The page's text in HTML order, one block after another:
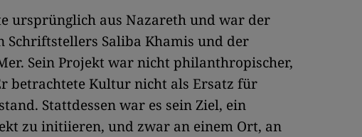
ursprünglich aus Nazareth und war der
Schriftstellers Saliba Khamis und der
Sein Projekt war nicht philanthropischer,
betrachtete Kultur nicht als Ersatz für
Stattdessen war es sein Ziel, ein
zu initiieren, und zwar an einem Ort, an